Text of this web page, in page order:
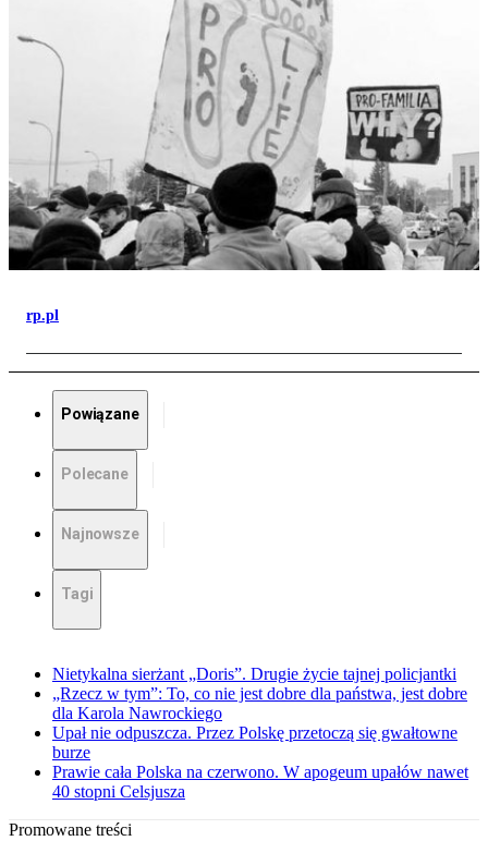
rp.pl
Powiązane
Polecane
Najnowsze
Tagi
Nietykalna sierżant „Doris”. Drugie życie tajnej policjantki
„Rzecz w tym”: To, co nie jest dobre dla państwa, jest dobre
dla Karola Nawrockiego
Upał nie odpuszcza. Przez Polskę przetoczą się gwałtowne
burze
Prawie cała Polska na czerwono. W apogeum upałów nawet
40 stopni Celsjusza
Promowane treści